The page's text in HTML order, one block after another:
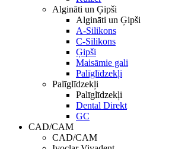
Algināti un Ģipši
Algināti un Ģipši
A-Silikons
C-Silikons
Ģipši
Maisāmie gali
Palīglīdzekļi
Palīglīdzekļi
Palīglīdzekļi
Dental Direkt
GC
CAD/CAM
CAD/CAM